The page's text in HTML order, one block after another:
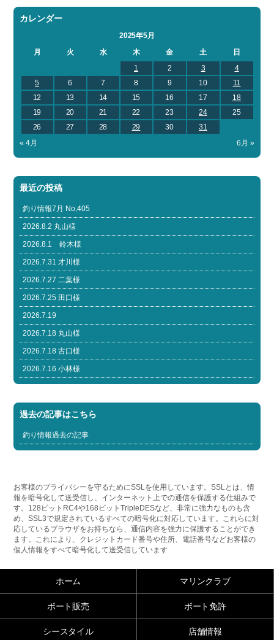
カレンダー
2025年5月
月
火 水 木 金 土
日
1
2 3
4
5
6 7 8 9 10
11
12
13 14 15 16 17
18
19
20 21 22 23 24
25
26
27 28 29 30
31
« 4月
6月 »
最近の投稿
釣り情報7月 No,405
2026.8.2 丸山様
2026.8.1 鈴木様
2026.7.31 才川様
2026.7.27 二葉様
2026.7.25 田口様
2026.7.19
2026.7.18 丸山様
2026.7.18 古口様
2026.7.16 小林様
過去の記事はこちら
釣り情報過去の記事
お客様のプライバシーを守るためにSSLを使用しています。SSLとは、情
報を暗号化して送受信し、インターネット上での通信を保護する仕組みで
す。128ビットRC4や168ビットTripleDESなど、非常に強力なものも含
め、SSL3で規定されているすべての暗号化に対応しています。これらに対
応しているブラウザをお持ちなら、通信内容を強力に保護することができ
ます。これにより、クレジットカード番号や住所、電話番号などお客様の
個人情報をすべて暗号化して送受信しています
ホーム マリンクラブ
ボート販売 ボート免許
シースタイル 店舗情報